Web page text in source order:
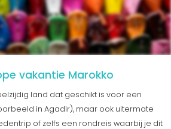
vakantie Marokko
land dat geschikt is voor een
in Agadir), maar ook uitermate
of zelfs een rondreis waarbij je dit